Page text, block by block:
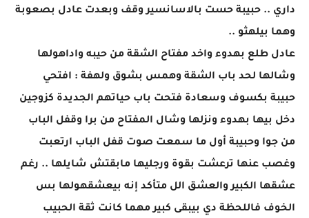
داري .. حبيبة حست بالاسانسير وقف وبعدت عادل بصعوبة
وهما بيلهثو ..
عادل طلع بهدوء واخد مفتاح الشقة من حيبه واداهولها
وشالها لحد باب الشقة وهمس بشوق ولهفة : افتحي
حبيبة بكسوف وسعادة فتحت باب حياتهم الجديدة كزوجين
دخل بيها بهدوء ونزلها وشال المفتاح من برا وقفل الباب
من جوا وحبيبة أول ما سمعت صوت قفل الباب ارتعبت
وغصب عنها ترعشت بقوة ورجليها مابقتش شايلها .. رغم
عشقها الكبير والعشق الل متأكد إنه بيعشقهولها بس
الخوف فاللحظة دي بيبقى كبير مهما كانت ثقة الحبيب